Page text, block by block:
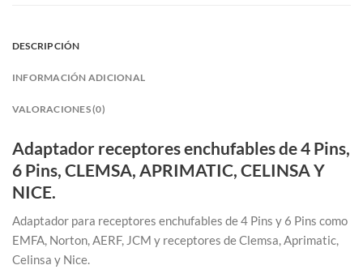
DESCRIPCIÓN
INFORMACIÓN ADICIONAL
VALORACIONES (0)
Adaptador receptores enchufables de 4 Pins,
6 Pins, CLEMSA, APRIMATIC, CELINSA Y
NICE.
Adaptador para receptores enchufables de 4 Pins y 6 Pins como
EMFA, Norton, AERF, JCM y receptores de Clemsa, Aprimatic,
Celinsa y Nice.